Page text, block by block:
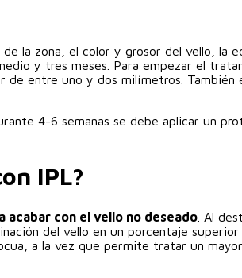
la zona, el color y grosor del vello, la
y tres meses. Para empezar el
entre uno y dos milímetros.
4-6 semanas se debe aplicar un
IPL?
acabar con el vello no deseado . Al
del vello en un porcentaje
a la vez que permite tratar un